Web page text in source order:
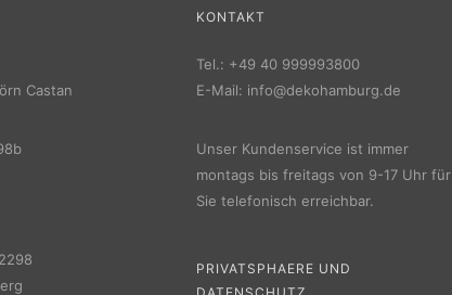
Castan
KONTAKT
Tel.: +49 40 999993800
E-Mail: info@dekohamburg.de
Unser Kundenservice ist immer
montags bis freitags von 9-17 Uhr für
Sie telefonisch erreichbar.
PRIVATSPHAERE UND